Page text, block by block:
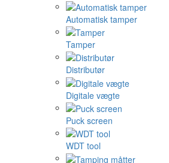
Automatisk tamper
Tamper
Distributør
Digitale vægte
Puck screen
WDT tool